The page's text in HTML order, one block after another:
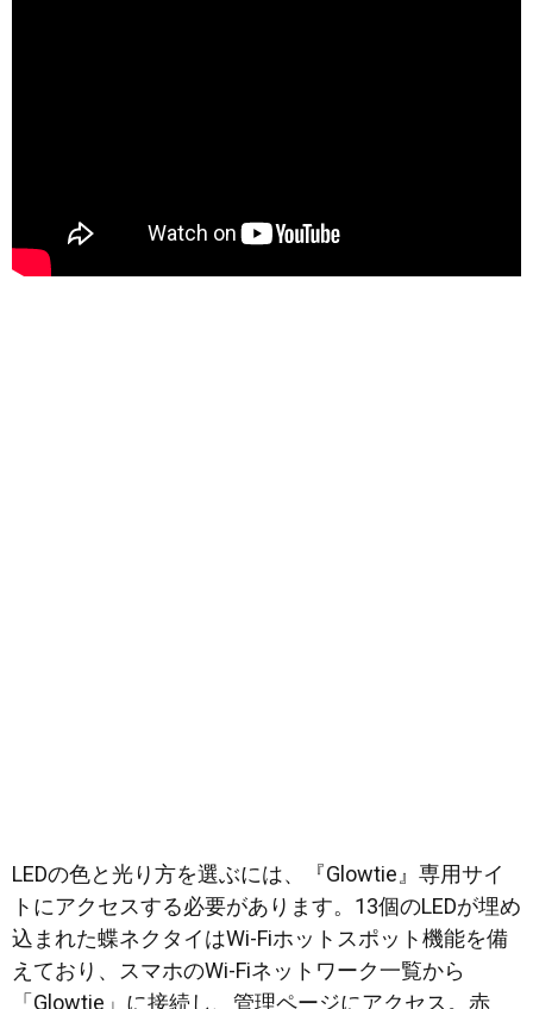
LEDの色と光り方を選ぶには、『Glowtie』専用サイ
トにアクセスする必要があります。13個のLEDが埋め
込まれた蝶ネクタイはWi-Fiホットスポット機能を備
えており、スマホのWi-Fiネットワーク一覧から
「Glowtie」に接続し、管理ページにアクセス。赤